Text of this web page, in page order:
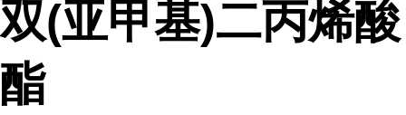
双(亚甲基)二丙烯酸
酯